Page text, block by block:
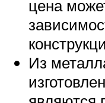
цена
Из